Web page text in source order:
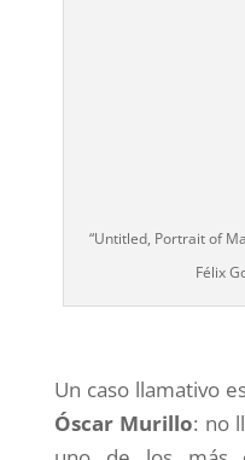
“Untitled, Portrait of
Félix
Un caso llamativo
Óscar Murillo: no